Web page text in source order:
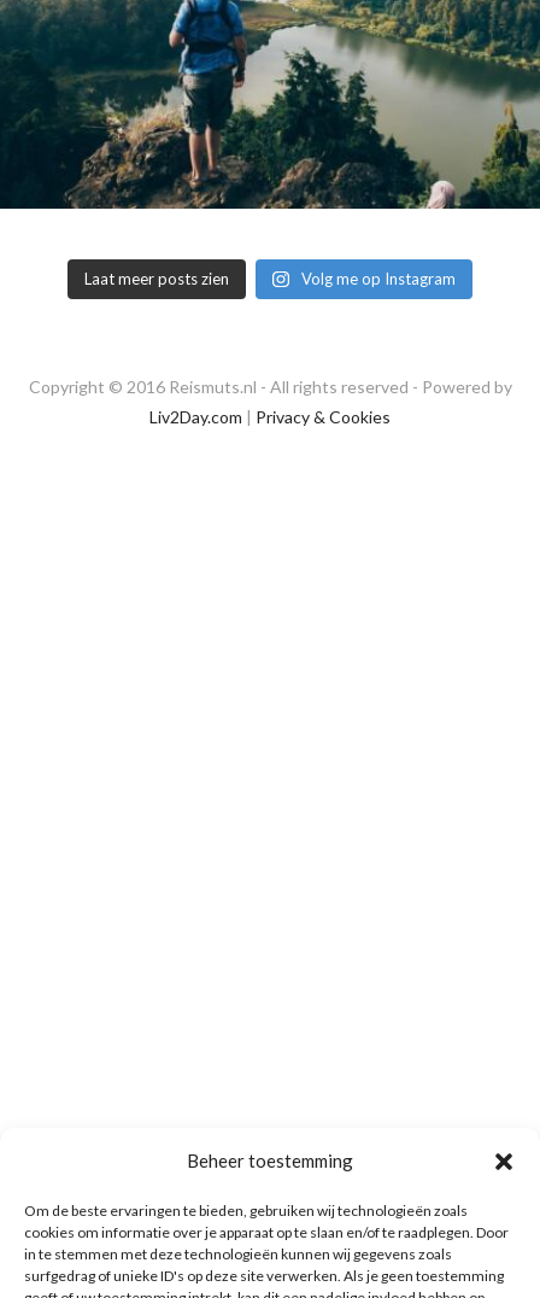
Beheer toestemming
Om de beste ervaringen te bieden, gebruiken wij technologieën zoals
cookies om informatie over je apparaat op te slaan en/of te raadplegen. Door
in te stemmen met deze technologieën kunnen wij gegevens zoals
surfgedrag of unieke ID's op deze site verwerken. Als je geen toestemming
Laat meer posts zien Volg me op Instagram
Copyright © 2016 Reismuts.nl - All rights reserved - Powered by
Liv2Day.com | Privacy & Cookies